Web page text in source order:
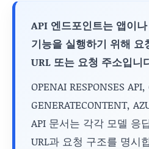
API 엔드포인트는 앱이
기능을 실행하기 위해 요
URL 또는 요청 주소입니
OPENAI RESPONSES
GENERATECONTENT,
API 문서는 각각 모델 응
URL과 요청 구조를 명시